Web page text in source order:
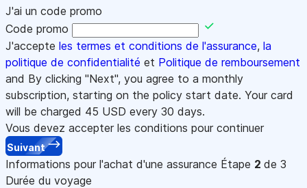
J'ai un code promo
Code promo
J'accepte les termes et conditions de l'assurance, la
politique de confidentialité et Politique de remboursement
and By clicking "Next", you agree to a monthly
subscription, starting on the policy start date. Your card
will be charged 45 USD every 30 days.
Vous devez accepter les conditions pour continuer
Suivant
Informations pour l'achat d'une assurance Étape 2 de 3
Durée du voyage